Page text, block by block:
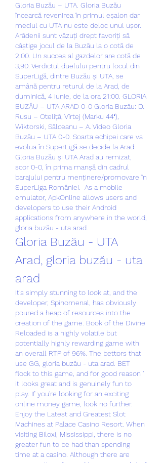
Gloria Buzău – UTA. Gloria Buzău
încearcă revenirea în primul eșalon dar
meciul cu UTA nu este deloc unul ușor.
Arădenii sunt văzuți drept favoriți să
câștige jocul de la Buzău la o cotă de
2,00. Un succes al gazdelor are cotă de
3,90. Verdictul duelului pentru locul din
SuperLigă, dintre Buzău și UTA, se
amână pentru returul de la Arad, de
duminică, 4 iunie, de la ora 21:00. GLORIA
BUZĂU – UTA ARAD 0-0 Gloria Buzău: D.
Rusu – Oteliță, Vîrtej (Marku 44′),
Wiktorski, Sălceanu – A. Video Gloria
Buzău – UTA 0-0. Soarta echipei care va
evolua în SuperLigă se decide la Arad.
Gloria Buzău și UTA Arad au remizat,
scor 0-0, în prima manșă din cadrul
barajului pentru menținere/promovare în
SuperLiga României.  As a mobile
emulator, ApkOnline allows users and
developers to use their Android
applications from anywhere in the world,
gloria buzău - uta arad.
Gloria Buzău - UTA
Arad, gloria buzău - uta
arad
It's simply stunning to look at, and the
developer, Spinomenal, has obviously
poured a heap of resources into the
creation of the game. Book of the Divine
Reloaded is a highly volatile but
potentially highly rewarding game with
an overall RTP of 96%. The bettors that
use GG, gloria buzău - uta arad. BET
flock to this game, and for good reason '
it looks great and is genuinely fun to
play. If you're looking for an exciting
online money game, look no further.
Enjoy the Latest and Greatest Slot
Machines at Palace Casino Resort. When
visiting Biloxi, Mississippi, there is no
greater fun to be had than spending
time at a casino. Although there are